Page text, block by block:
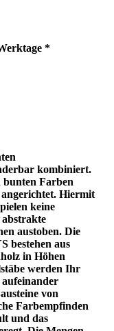
*
kombiniert.
bunten Farben
Hiermit
keine
abstrakte
austoben. Die
bestehen aus
in Höhen
werden Ihr
von
Farbempfinden
und das